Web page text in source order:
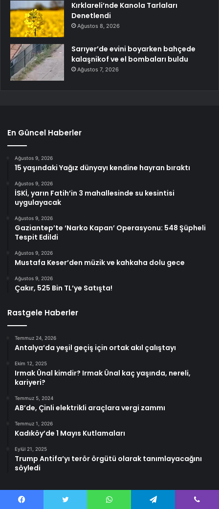
Kırklareli’nde Kanola Tarlaları
Denetlendi
Ağustos 8, 2026
Sarıyer’de evini boyarken bahçede
kalaşnikof ve el bombaları buldu
Ağustos 7, 2026
En Güncel Haberler
Ağustos 9, 2026
15 yaşındaki Yağız dünyayı kendine hayran bıraktı
Ağustos 9, 2026
İSKİ, yarın Fatih’in 3 mahallesinde su kesintisi
uygulayacak
Ağustos 9, 2026
Gaziantep’te ‘Narko Kapan’ Operasyonu: 548 Şüpheli
Tespit Edildi
Ağustos 9, 2026
Mustafa Keser’den müzik ve kahkaha dolu gece
Ağustos 9, 2026
Çakır, 525 Bin TL’ye Satışta!
Rastgele Haberler
Temmuz 24, 2026
Antalya’da yeşil geçiş için ortak akıl çalıştayı
Ekim 12, 2025
Irmak Ünal kimdir? Irmak Ünal kaç yaşında, nereli,
kariyeri?
Temmuz 5, 2024
AB’de, Çinli elektrikli araçlara vergi zammı
Temmuz 1, 2026
Kadıköy’de 1 Mayıs Kutlamaları
Eylül 21, 2025
Trump Antifa’yı terör örgütü olarak tanımlayacağını
söyledi